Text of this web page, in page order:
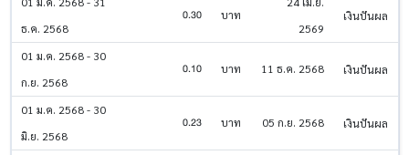
ธ.ค. 2568
0.30 บาท
2569
เงินปันผล
01 ม.ค. 2568 - 30
ก.ย. 2568
0.10 บาท 11 ธ.ค. 2568 เงินปันผล
01 ม.ค. 2568 - 30
มิ.ย. 2568
0.23 บาท 05 ก.ย. 2568 เงินปันผล